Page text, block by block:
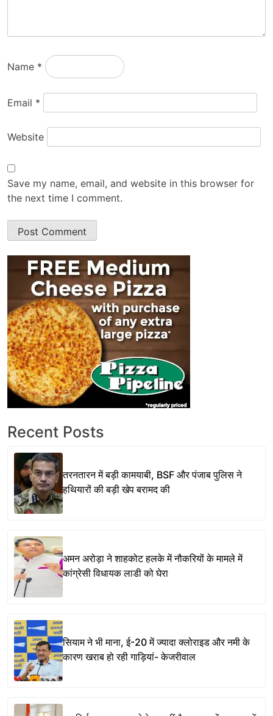
Name *
Email *
Website
Save my name, email, and website in this browser for
the next time I comment.
Recent Posts
तरनतारन में बड़ी कामयाबी, BSF और पंजाब पुलिस ने
हथियारों की बड़ी खेप बरामद की
अमन अरोड़ा ने शाहकोट हलके में नौकरियों के मामले में
कांग्रेसी विधायक लाडी को घेरा
सियाम ने भी माना, ई-20 में ज्यादा क्लोराइड और नमी के
कारण खराब हो रही गाड़ियां- केजरीवाल